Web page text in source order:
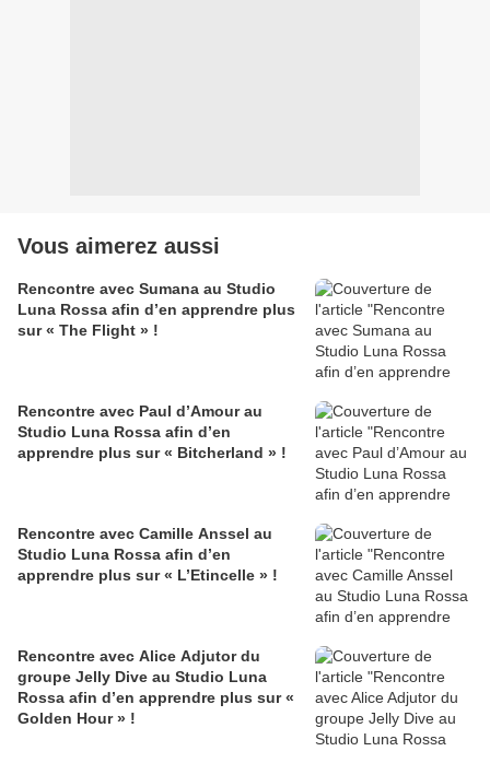
Vous aimerez aussi
Rencontre avec Sumana au Studio
Luna Rossa afin d’en apprendre plus
sur « The Flight » !
Rencontre avec Paul d’Amour au
Studio Luna Rossa afin d’en
apprendre plus sur « Bitcherland » !
Rencontre avec Camille Anssel au
Studio Luna Rossa afin d’en
apprendre plus sur « L’Etincelle » !
Rencontre avec Alice Adjutor du
groupe Jelly Dive au Studio Luna
Rossa afin d’en apprendre plus sur «
Golden Hour » !